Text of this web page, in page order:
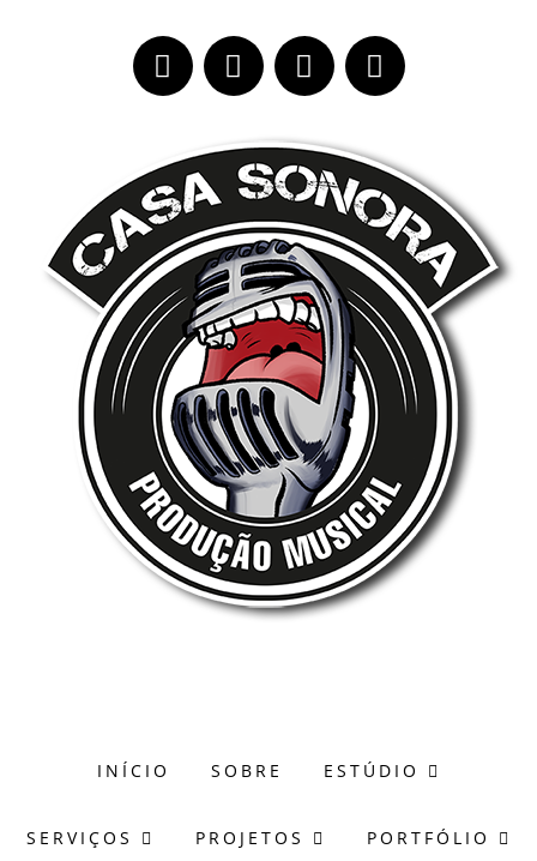
INÍCIO SOBRE ESTÚDIO
SERVIÇOS PROJETOS PORTFÓLIO